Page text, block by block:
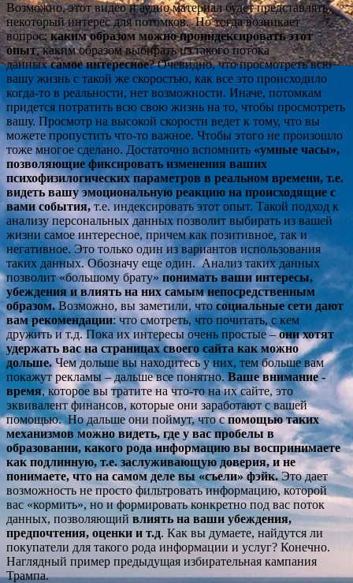
Возможно, этот видео и аудио материал будет представлять
некоторый интерес для потомков. Но тогда возникает
вопрос:каким образом можно проиндексировать этот
опыт, каким образом выбирать из такого потока
данныхсамое интересное? Очевидно, что просмотреть всю
вашу жизнь с такой же скоростью, как все это происходило
когда-то в реальности, нет возможности. Иначе, потомкам
придется потратить всю свою жизнь на то, чтобы просмотреть
вашу. Просмотр на высокой скорости ведет к тому, что вы
можете пропустить что-то важное. Чтобы этого не произошло
тоже многое сделано. Достаточно вспомнить «умные часы»,
позволяющие фиксировать изменения ваших
психофизилогических параметров в реальном времени, т.е.
видеть вашу эмоциональную реакцию на происходящие с
вами события,т.е. индексировать этот опыт. Такой подход к
анализу персональных данных позволит выбирать из вашей
жизни самое интересное, причем как позитивное, так и
негативное. Это только один из вариантов использования
таких данных. Обозначу еще один. Анализ таких данных
позволит «большому брату» понимать ваши интересы,
убеждения и влиять на них самым непосредственным
образом.Возможно, вы заметили, чтосоциальные сети дают
вам рекомендации: что смотреть, что почитать, с кем
дружить и т.д. Пока их интересы очень простые –они хотят
удержать вас на страницах своего сайта как можно
дольше. Чем дольше вы находитесь у них, тем больше вам
покажут рекламы – дальше все понятно.Ваше внимание -
время, которое вы тратите на что-то на их сайте, это
эквивалент финансов, которые они заработают с вашей
помощью. Но дальше они поймут, что спомощью таких
механизмов можно видеть, где у вас пробелы в
образовании, какого рода информацию вы воспринимаете
как подлинную, т.е. заслуживающую доверия, и не
понимаете, что на самом деле вы «съели» фэйк.Это дает
возможность не просто фильтровать информацию, которой
вас «кормить», но и формировать конкретно под вас поток
данных, позволяющий влиять на ваши убеждения,
предпочтения, оценки и т.д. Как вы думаете, найдутся ли
покупатели для такого рода информации и услуг? Конечно.
Наглядный пример предыдущая избирательная кампания
Трампа.